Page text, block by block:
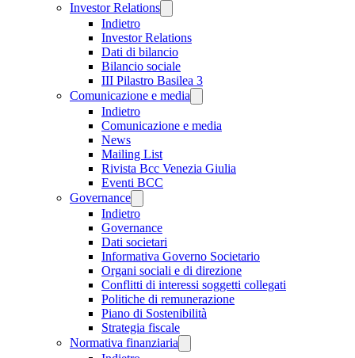
Investor Relations
Indietro
Investor Relations
Dati di bilancio
Bilancio sociale
III Pilastro Basilea 3
Comunicazione e media
Indietro
Comunicazione e media
News
Mailing List
Rivista Bcc Venezia Giulia
Eventi BCC
Governance
Indietro
Governance
Dati societari
Informativa Governo Societario
Organi sociali e di direzione
Conflitti di interessi soggetti collegati
Politiche di remunerazione
Piano di Sostenibilità
Strategia fiscale
Normativa finanziaria